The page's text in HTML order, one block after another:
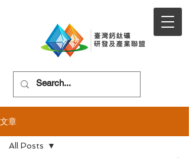
文章
All Posts